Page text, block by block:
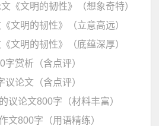
《文明的韧性》（想象奇特）
文明的韧性》（立意高远）
文明的韧性》（底蕴深厚）
赏析（含点评）
论文（含点评）
议论文800字（材料丰富）
文800字（用语精练）